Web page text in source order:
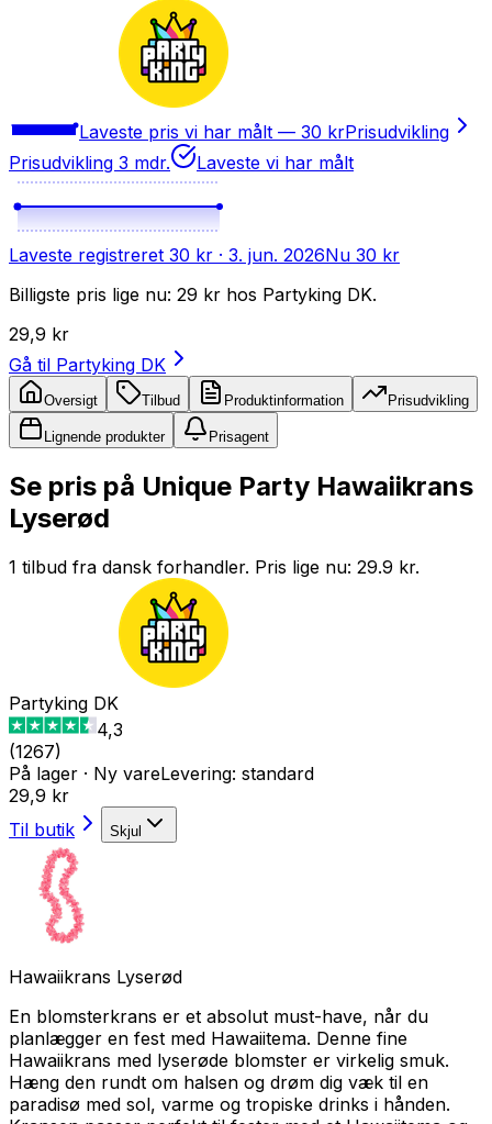
Laveste pris vi har målt — 30 krPrisudvikling
Prisudvikling 3 mdr.
Laveste vi har målt
Laveste registreret 30 kr · 3. jun. 2026Nu 30 kr
Billigste pris lige nu: 29 kr hos Partyking DK.
29,9 kr
Gå til Partyking DK
Oversigt Tilbud Produktinformation Prisudvikling
Lignende produkter Prisagent
Se pris på Unique Party Hawaiikrans
Lyserød
1 tilbud fra dansk forhandler. Pris lige nu: 29.9 kr.
Partyking DK
4,3
(1267)
På lager · Ny vareLevering: standard
29,9 kr
Til butik
Skjul
Hawaiikrans Lyserød
En blomsterkrans er et absolut must-have, når du
planlægger en fest med Hawaiitema. Denne fine
Hawaiikrans med lyserøde blomster er virkelig smuk.
Hæng den rundt om halsen og drøm dig væk til en
paradisø med sol, varme og tropiske drinks i hånden.